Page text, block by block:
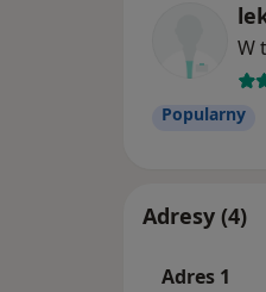
W
Popularny
Adresy (4)
Adres 1